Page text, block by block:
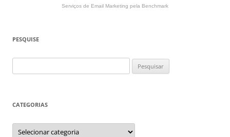
Serviços de Email Marketing pela Benchmark
PESQUISE
por:
CATEGORIAS
Categorias